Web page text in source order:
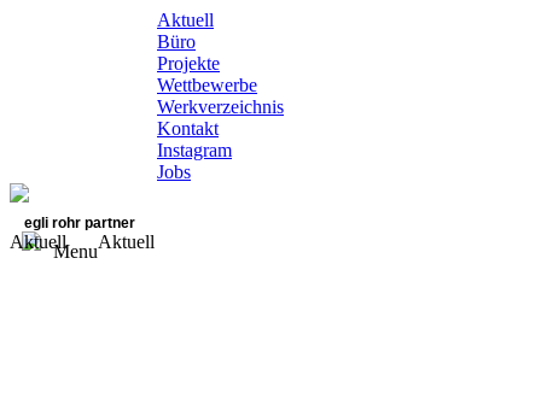
Aktuell
Büro
Projekte
Wettbewerbe
Werkverzeichnis
Kontakt
Instagram
Jobs
egli rohr partner
Menu
Aktuell Aktuell